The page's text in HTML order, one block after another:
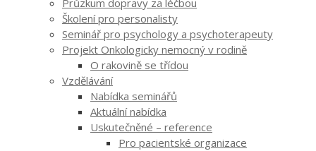
Školení pro personalisty
Seminář pro psychology a psychoterapeuty
Projekt Onkologicky nemocný v rodině
O rakovině se třídou
Vzdělávání
Nabídka seminářů
Aktuální nabídka
Uskutečněné – reference
Pro pacientské organizace